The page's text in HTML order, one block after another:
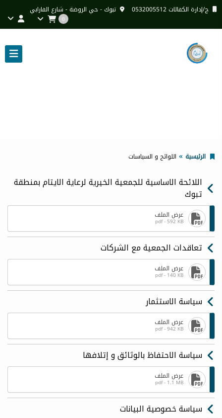
ج/إدارة الكفالات 0532005512 تبوك - حي الروضة - شارع الفارابي
0
الرئيسية اللوائح و السياسات
اللائحة الاساسية للجمعية الخيرية لرعاية الايتام بمنطقة
تبوك
عرض الملف
pdf - 592 KB
تعاقدات الجمعية مع الشركات
عرض الملف
pdf - 140 KB
سياسة الاستثمار
عرض الملف
pdf - 942 KB
سياسة الاحتفاظ بالوثائق و إتلافها
عرض الملف
pdf - 1.1 MB
سياسة خصوصية البيانات